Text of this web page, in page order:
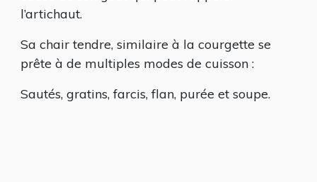
l’artichaut.
Sa chair tendre, similaire à la courgette se
prête à de multiples modes de cuisson :
Sautés, gratins, farcis, flan, purée et soupe.